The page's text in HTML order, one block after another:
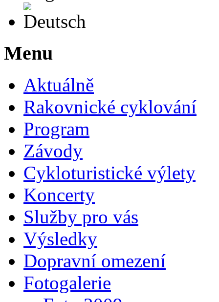
Menu
Aktuálně
Rakovnické cyklování
Program
Závody
Cykloturistické výlety
Koncerty
Služby pro vás
Výsledky
Dopravní omezení
Fotogalerie